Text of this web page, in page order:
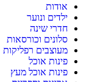
אודות
ילדים ונוער
חדרי שינה
סלונים וכורסאות
מעוצבים רפליקות
פינות אוכל
פינות אוכל מעץ